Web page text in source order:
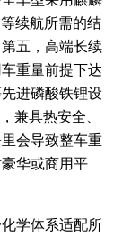
续航所需的结
五，高端长续
重量前提下达
进磷酸铁锂设
兼具热安全、
会导致整车重
华或商用平
学体系适配所